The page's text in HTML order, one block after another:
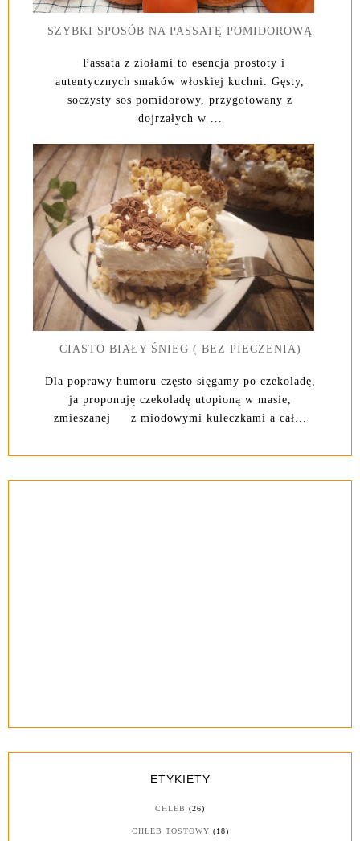
SZYBKI SPOSÓB NA PASSATĘ POMIDOROWĄ
Passata z ziołami to esencja prostoty i
autentycznych smaków włoskiej kuchni. Gęsty,
soczysty sos pomidorowy, przygotowany z
dojrzałych w ...
CIASTO BIAŁY ŚNIEG ( BEZ PIECZENIA)
Dla poprawy humoru często sięgamy po czekoladę,
ja proponuję czekoladę utopioną w masie,
zmieszanej z miodowymi kuleczkami a cał...
ETYKIETY
CHLEB (26)
CHLEB TOSTOWY (18)